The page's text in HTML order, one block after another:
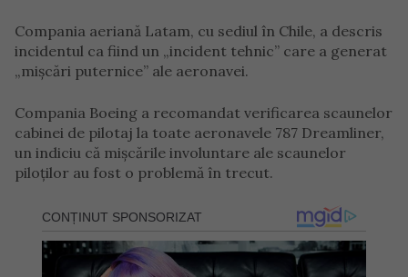
Compania aeriană Latam, cu sediul în Chile, a descris
incidentul ca fiind un „incident tehnic” care a generat
„mișcări puternice” ale aeronavei.
Compania Boeing a recomandat verificarea scaunelor
cabinei de pilotaj la toate aeronavele 787 Dreamliner,
un indiciu că mișcările involuntare ale scaunelor
piloților au fost o problemă în trecut.